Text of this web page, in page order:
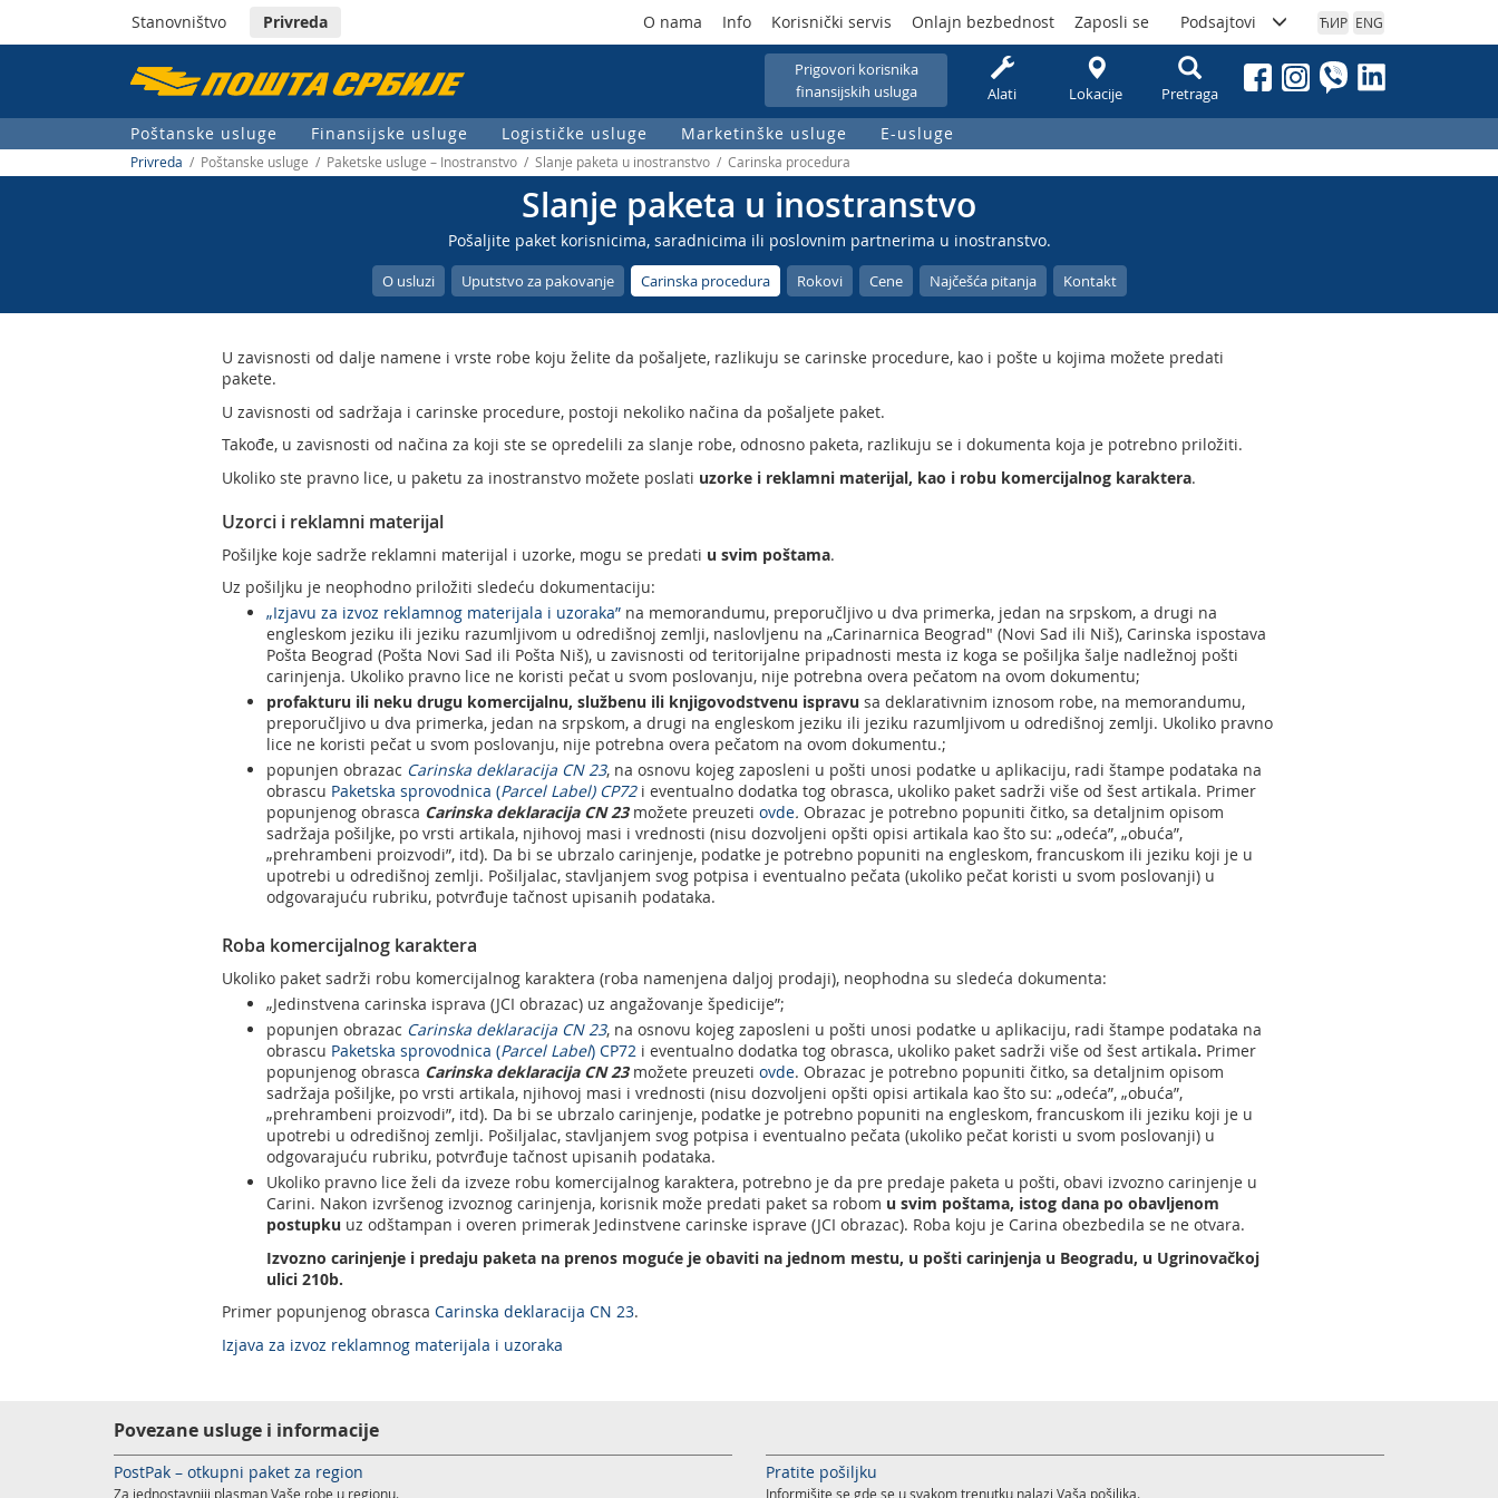
Пошта
Србије
д.о.о.
Stanovništvo Privreda
Prigovori korisnika
finansijskih usluga
Alati Lokacije Pretraga
O nama Info Korisnički servis Onlajn bezbednost Zaposli se Podsajtovi ЋИР ENG
Poštanske usluge Finansijske usluge Logističke usluge Marketinške usluge E-usluge
Privreda / Poštanske usluge / Paketske usluge – Inostranstvo / Slanje paketa u inostranstvo / Carinska procedura
Slanje paketa u inostranstvo
Pošaljite paket korisnicima, saradnicima ili poslovnim partnerima u inostranstvo.
O usluzi Uputstvo za pakovanje Carinska procedura Rokovi Cene Najčešća pitanja Kontakt
U zavisnosti od dalje namene i vrste robe koju želite da pošaljete, razlikuju se carinske procedure, kao i pošte u kojima možete predati
pakete.
U zavisnosti od sadržaja i carinske procedure, postoji nekoliko načina da pošaljete paket.
Takođe, u zavisnosti od načina za koji ste se opredelili za slanje robe, odnosno paketa, razlikuju se i dokumenta koja je potrebno priložiti.
Ukoliko ste pravno lice, u paketu za inostranstvo možete poslati uzorke i reklamni materijal, kao i robu komercijalnog karaktera.
Uzorci i reklamni materijal
Pošiljke koje sadrže reklamni materijal i uzorke, mogu se predati u svim poštama.
Uz pošiljku je neophodno priložiti sledeću dokumentaciju:
„Izjavu za izvoz reklamnog materijala i uzoraka” na memorandumu, preporučljivo u dva primerka, jedan na srpskom, a drugi na
engleskom jeziku ili jeziku razumljivom u odredišnoj zemlji, naslovljenu na „Carinarnica Beograd" (Novi Sad ili Niš), Carinska ispostava
Pošta Beograd (Pošta Novi Sad ili Pošta Niš), u zavisnosti od teritorijalne pripadnosti mesta iz koga se pošiljka šalje nadležnoj pošti
carinjenja. Ukoliko pravno lice ne koristi pečat u svom poslovanju, nije potrebna overa pečatom na ovom dokumentu;
profakturu ili neku drugu komercijalnu, službenu ili knjigovodstvenu ispravu sa deklarativnim iznosom robe, na memorandumu,
preporučljivo u dva primerka, jedan na srpskom, a drugi na engleskom jeziku ili jeziku razumljivom u odredišnoj zemlji. Ukoliko pravno
lice ne koristi pečat u svom poslovanju, nije potrebna overa pečatom na ovom dokumentu.;
popunjen obrazac Carinska deklaracija CN 23, na osnovu kojeg zaposleni u pošti unosi podatke u aplikaciju, radi štampe podataka na
obrascu Paketska sprovodnica (Parcel Label) CP72i eventualno dodatka tog obrasca, ukoliko paket sadrži više od šest artikala. Primer
popunjenog obrasca Carinska deklaracija CN 23možete preuzetiovde. Obrazac je potrebno popuniti čitko, sa detaljnim opisom
sadržaja pošiljke, po vrsti artikala, njihovoj masi i vrednosti (nisu dozvoljeni opšti opisi artikala kao što su: „odeća”, „obuća”,
„prehrambeni proizvodi”, itd). Da bi se ubrzalo carinjenje, podatke je potrebno popuniti na engleskom, francuskom ili jeziku koji je u
upotrebi u odredišnoj zemlji. Pošiljalac, stavljanjem svog potpisa i eventualno pečata (ukoliko pečat koristi u svom poslovanji) u
odgovarajuću rubriku, potvrđuje tačnost upisanih podataka.
Roba komercijalnog karaktera
Ukoliko paket sadrži robu komercijalnog karaktera (roba namenjena daljoj prodaji), neophodna su sledeća dokumenta:
„Jedinstvena carinska isprava (JCI obrazac) uz angažovanje špedicije”;
popunjen obrazac Carinska deklaracija CN 23, na osnovu kojeg zaposleni u pošti unosi podatke u aplikaciju, radi štampe podataka na
obrascu Paketska sprovodnica (Parcel Label) CP72 i eventualno dodatka tog obrasca, ukoliko paket sadrži više od šest artikala. Primer
popunjenog obrasca Carinska deklaracija CN 23 možete preuzetiovde. Obrazac je potrebno popuniti čitko, sa detaljnim opisom
sadržaja pošiljke, po vrsti artikala, njihovoj masi i vrednosti (nisu dozvoljeni opšti opisi artikala kao što su: „odeća”, „obuća”,
„prehrambeni proizvodi”, itd). Da bi se ubrzalo carinjenje, podatke je potrebno popuniti na engleskom, francuskom ili jeziku koji je u
upotrebi u odredišnoj zemlji. Pošiljalac, stavljanjem svog potpisa i eventualno pečata (ukoliko pečat koristi u svom poslovanji) u
odgovarajuću rubriku, potvrđuje tačnost upisanih podataka.
Ukoliko pravno lice želi da izveze robu komercijalnog karaktera, potrebno je da pre predaje paketa u pošti, obavi izvozno carinjenje u
Carini. Nakon izvršenog izvoznog carinjenja, korisnik može predati paket sa robom u svim poštama, istog dana po obavljenom
postupku uz odštampan i overen primerak Jedinstvene carinske isprave (JCI obrazac). Roba koju je Carina obezbedila se ne otvara.
Izvozno carinjenje i predaju paketa na prenos moguće je obaviti na jednom mestu, u pošti carinjenja u Beogradu, u Ugrinovačkoj
ulici 210b.
Primer popunjenog obrascaCarinska deklaracija CN 23.
Izjava za izvoz reklamnog materijala i uzoraka
Povezane usluge i informacije
PostPak – otkupni paket za region
Za jednostavniji plasman Vaše robe u regionu.
Pratite pošiljku
Informišite se gde se u svakom trenutku nalazi Vaša pošiljka.